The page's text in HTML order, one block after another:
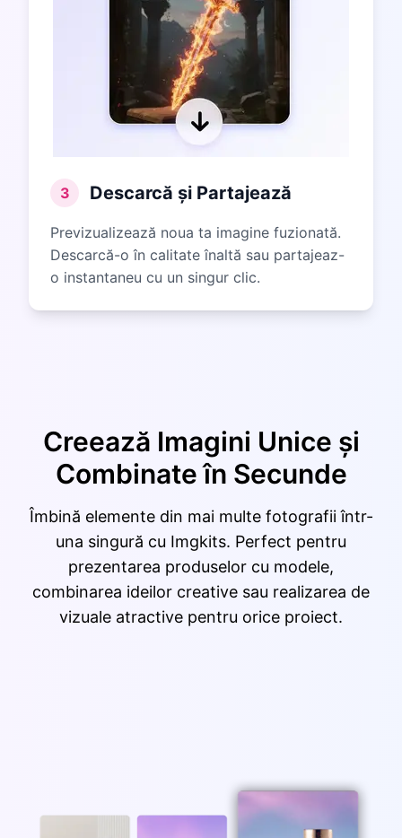
3 Descarcă și Partajează
Previzualizează noua ta imagine fuzionată.
Descarcă-o în calitate înaltă sau partajeaz-
o instantaneu cu un singur clic.
Creează Imagini Unice și
Combinate în Secunde
Îmbină elemente din mai multe fotografii într-
una singură cu Imgkits. Perfect pentru
prezentarea produselor cu modele,
combinarea ideilor creative sau realizarea de
vizuale atractive pentru orice proiect.